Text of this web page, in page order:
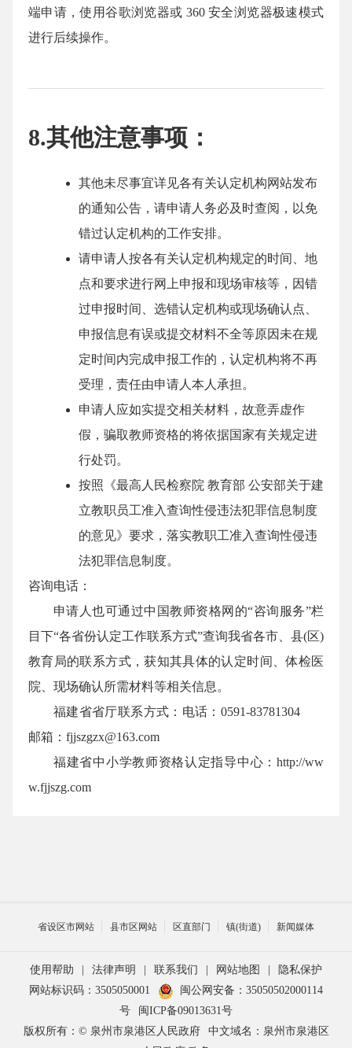
端申请，使用谷歌浏览器或 360 安全浏览器极速模式
进行后续操作。
8.其他注意事项：
其他未尽事宜详见各有关认定机构网站发布
的通知公告，请申请人务必及时查阅，以免
错过认定机构的工作安排。
请申请人按各有关认定机构规定的时间、地
点和要求进行网上申报和现场审核等，因错
过申报时间、选错认定机构或现场确认点、
申报信息有误或提交材料不全等原因未在规
定时间内完成申报工作的，认定机构将不再
受理，责任由申请人本人承担。
申请人应如实提交相关材料，故意弄虚作
假，骗取教师资格的将依据国家有关规定进
行处罚。
按照《最高人民检察院 教育部 公安部关于建
立教职员工准入查询性侵违法犯罪信息制度
的意见》要求，落实教职工准入查询性侵违
法犯罪信息制度。
咨询电话：
申请人也可通过中国教师资格网的“咨询服务”栏
目下“各省份认定工作联系方式”查询我省各市、县(区)
教育局的联系方式，获知其具体的认定时间、体检医
院、现场确认所需材料等相关信息。
福建省省厅联系方式：电话：0591-83781304
邮箱：fjjszgzx@163.com
福建省中小学教师资格认定指导中心：http://ww
w.fjjszg.com
省设区市网站 县市区网站 区直部门 镇(街道) 新闻媒体
使用帮助 法律声明 联系我们 网站地图
隐私保护
网站标识码：3505050001
闽公网安备：35050502000114
号
闽ICP备09013631号
版权所有：© 泉州市泉港区人民政府
中文域名：泉州市泉港区